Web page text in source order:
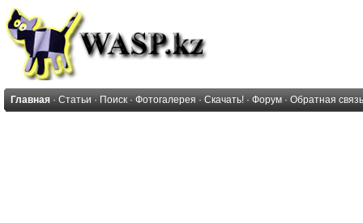
Главная · Статьи · Поиск · Фотогалерея · Скачать! · Форум · Обратная связь